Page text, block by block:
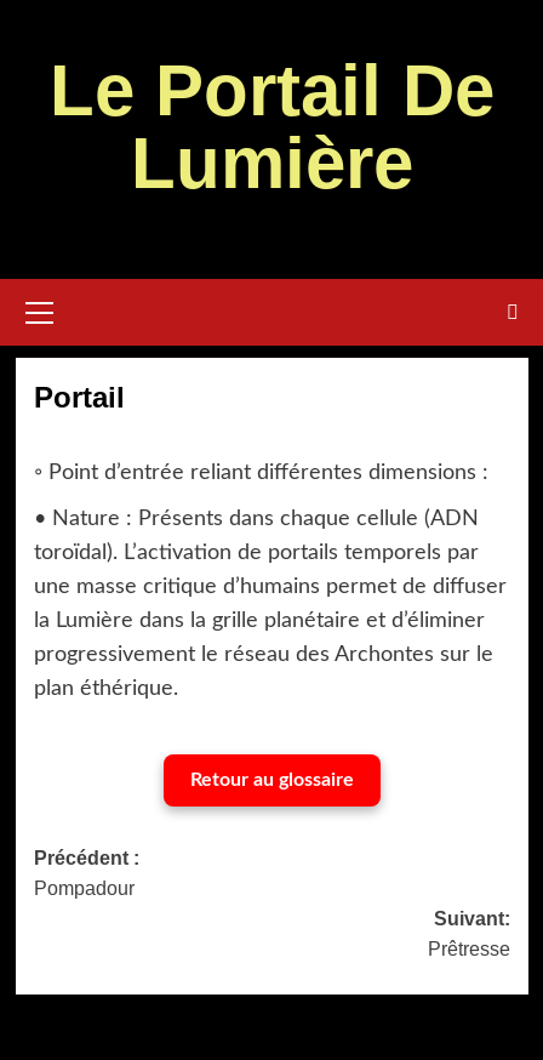
Le Portail De
Lumière
principal
Portail
◦ Point d’entrée reliant différentes dimensions :
• Nature : Présents dans chaque cellule (ADN
toroïdal). L’activation de portails temporels par
une masse critique d’humains permet de diffuser
la Lumière dans la grille planétaire et d’éliminer
progressivement le réseau des Archontes sur le
plan éthérique.
Retour au glossaire
Navigation
d’article
Précédent :
Pompadour
Suivant:
Prêtresse